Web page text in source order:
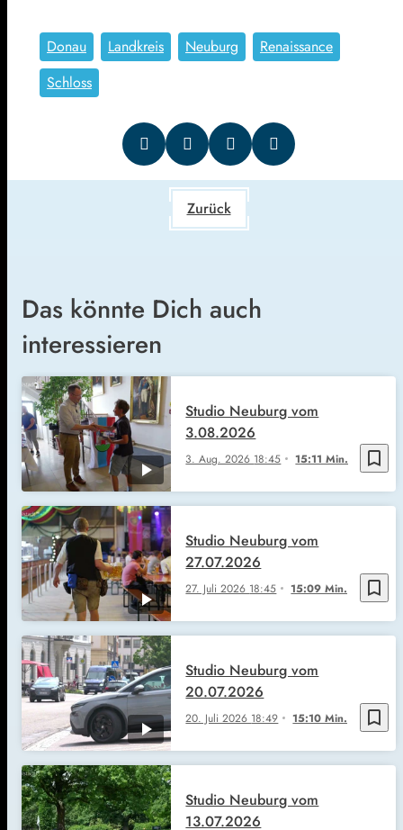
Donau Landkreis Neuburg
Renaissance
Schloss
Zurück
Das könnte Dich auch
interessieren
bookmark_border
3. Aug. 2026 18:45 15:11 Min.
Studio Neuburg vom
3.08.2026
bookmark_border
27. Juli 2026 18:45 15:09 Min.
Studio Neuburg vom
27.07.2026
bookmark_border
20. Juli 2026 18:49 15:10 Min.
Studio Neuburg vom
20.07.2026
Studio Neuburg vom
13.07.2026